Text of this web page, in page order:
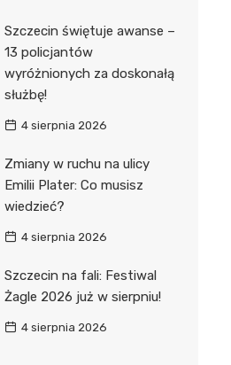
Szczecin świętuje awanse –
13 policjantów
wyróżnionych za doskonałą
służbę!
4 sierpnia 2026
Zmiany w ruchu na ulicy
Emilii Plater: Co musisz
wiedzieć?
4 sierpnia 2026
Szczecin na fali: Festiwal
Żagle 2026 już w sierpniu!
4 sierpnia 2026